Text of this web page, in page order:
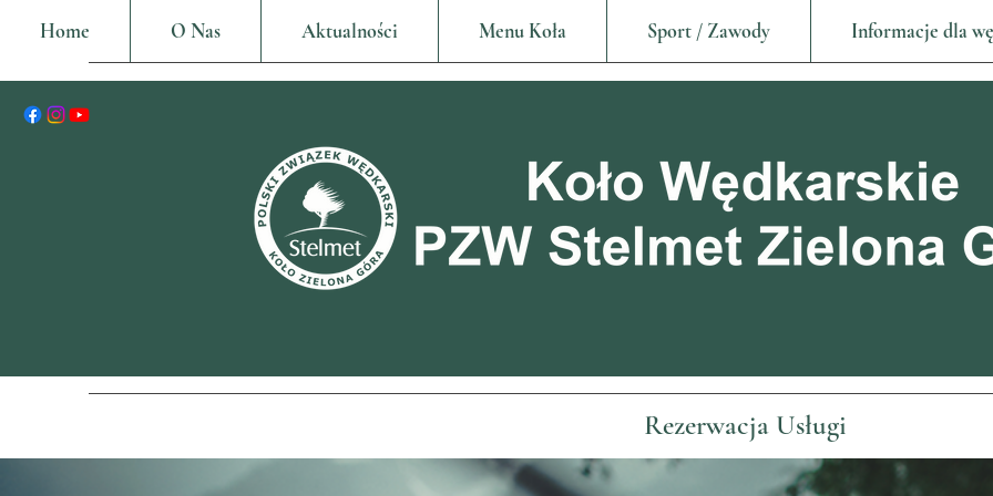
Home O Nas Aktualności Menu Koła Sport / Zawody Informacje dla
Rezerwacja Usługi